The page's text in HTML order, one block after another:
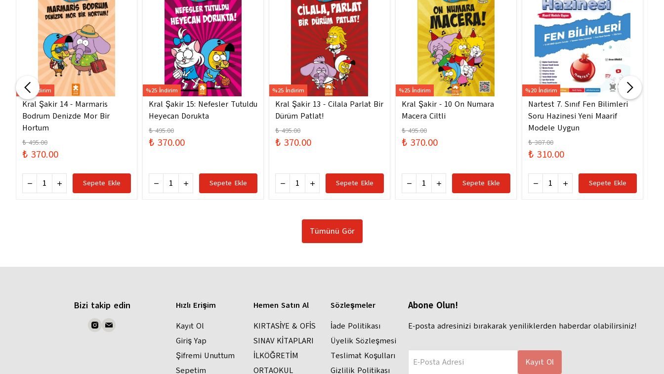
%25 İndirim
Kral Şakir 14 - Marmaris
Bodrum Denizde Mor Bir
Hortum
₺ 495.00
₺ 370.00
Sepete Ekle
%25 İndirim
Kral Şakir 15: Nefesler Tutuldu
Heyecan Dorukta
₺ 495.00
₺ 370.00
Sepete Ekle
%25 İndirim
Kral Şakir 13 - Cilala Parlat Bir
Dürüm Patlat!
₺ 495.00
₺ 370.00
Sepete Ekle
%25 İndirim
Kral Şakir - 10 On Numara
Macera Ciltli
₺ 495.00
₺ 370.00
Sepete Ekle
%20 İndirim
Nartest 7. Sınıf Fen Bilimleri
Soru Hazinesi Yeni Maarif
Modele Uygun
₺ 387.00
₺ 310.00
Sepete Ekle
Tümünü Gör
Bizi takip edin
Hızlı Erişim
Kayıt Ol
Giriş Yap
Şifremi Unuttum
Sepetim
Hemen Satın Al
KIRTASİYE & OFİS
SINAV KİTAPLARI
İLKÖĞRETİM
ORTAOKUL
Sözleşmeler
İade Politikası
Üyelik Sözleşmesi
Teslimat Koşulları
Gizlilik Politikası
Abone Olun!
E-posta adresinizi bırakarak yeniliklerden haberdar olabilirsiniz!
E-Posta Adresi Kayıt Ol